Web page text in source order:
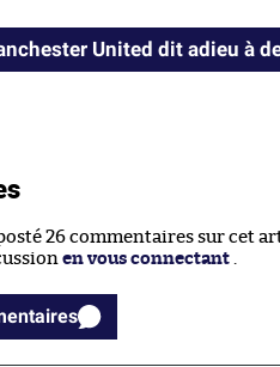
United dit adieu à
26 commentaires sur cet
en vous connectant .
commentaires